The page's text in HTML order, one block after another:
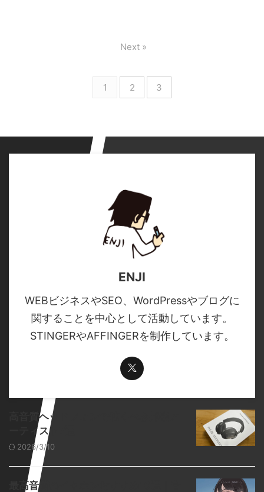
1 2 3
Next »
ENJI
WEBビジネスやSEO、WordPressやブログに
関することを中心として活動しています。
STINGERやAFFINGERを制作しています。
高音質ヘッドフォンで聴くべき邦楽ア
ーティスト7選
2026/3/10
最高音質のイヤホンおすすめ10選｜音